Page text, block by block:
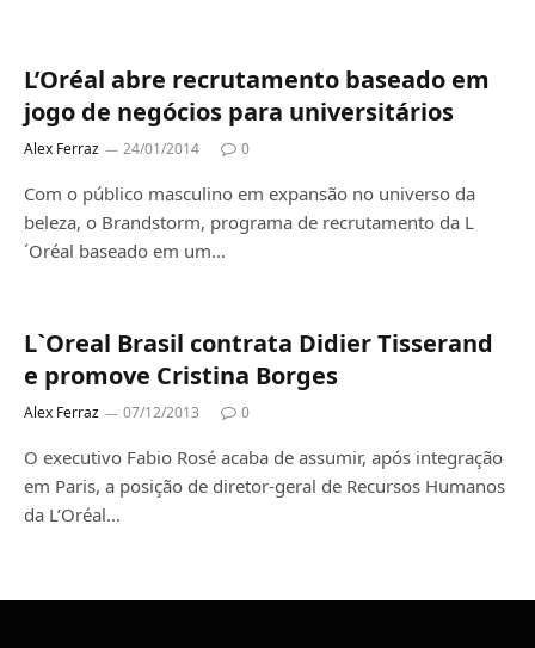
L’Oréal abre recrutamento baseado em
jogo de negócios para universitários
Alex Ferraz 24/01/2014 0
Com o público masculino em expansão no universo da
beleza, o Brandstorm, programa de recrutamento da L
´Oréal baseado em um…
L`Oreal Brasil contrata Didier Tisserand
e promove Cristina Borges
Alex Ferraz 07/12/2013 0
O executivo Fabio Rosé acaba de assumir, após integração
em Paris, a posição de diretor-geral de Recursos Humanos
da L’Oréal…